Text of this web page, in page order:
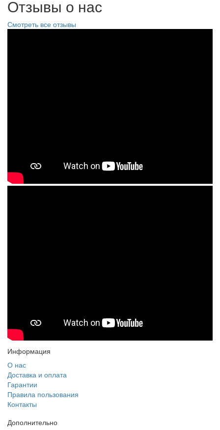
Отзывы о нас
Смотреть все отзывы
Информация
О нас
Доставка и оплата
Гарантии
Правила пользования
Контакты
Дополнительно